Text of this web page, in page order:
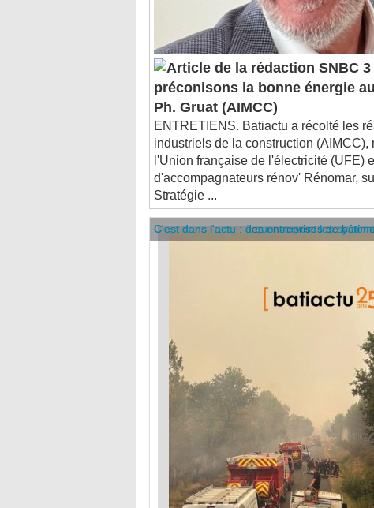
SNBC
préconisons la bonne énergie
Ph. Gruat (AIMCC)
ENTRETIENS. Batiactu a récolté les
industriels de la construction (AIMCC),
l'Union française de l'électricité (UFE)
d'accompagnateurs rénov' Rénomar,
Stratégie ...
C'est dans l'actu : des entreprises de
C'est dans l'actu : à quoi servent les